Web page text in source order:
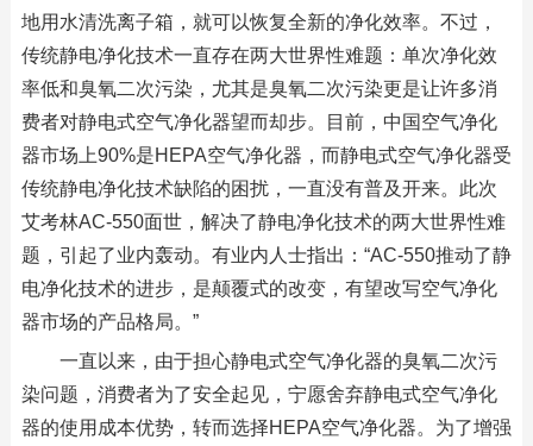
地用水清洗离子箱，就可以恢复全新的净化效率。不过，
传统静电净化技术一直存在两大世界性难题：单次净化效
率低和臭氧二次污染，尤其是臭氧二次污染更是让许多消
费者对静电式空气净化器望而却步。目前，中国空气净化
器市场上90%是HEPA空气净化器，而静电式空气净化器受
传统静电净化技术缺陷的困扰，一直没有普及开来。此次
艾考林AC-550面世，解决了静电净化技术的两大世界性难
题，引起了业内轰动。有业内人士指出：“AC-550推动了静
电净化技术的进步，是颠覆式的改变，有望改写空气净化
器市场的产品格局。”
一直以来，由于担心静电式空气净化器的臭氧二次污
染问题，消费者为了安全起见，宁愿舍弃静电式空气净化
器的使用成本优势，转而选择HEPA空气净化器。为了增强